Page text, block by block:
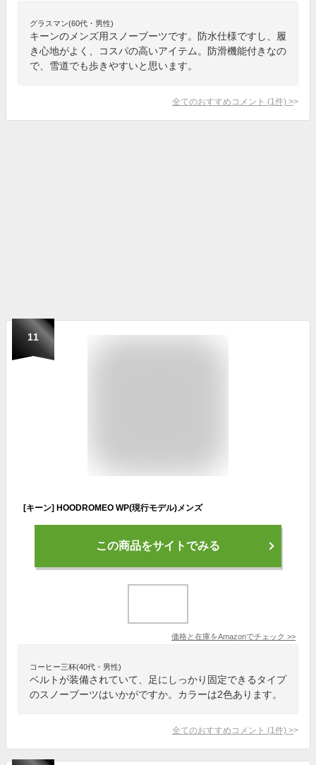
グラスマン(60代・男性)
キーンのメンズ用スノーブーツです。防水仕様ですし、履
き心地がよく、コスパの高いアイテム。防滑機能付きなの
で、雪道でも歩きやすいと思います。
全てのおすすめコメント (1 件) >
11
[キーン] HOODROMEO WP(現行モデル)メンズ
この商品をサイトでみる
価格と在庫をAmazonでチェック >>
コーヒー三杯(40代・男性)
ベルトが装備されていて、足にしっかり固定できるタイプ
のスノーブーツはいかがですか。カラーは2色あります。
全てのおすすめコメント (1 件) >